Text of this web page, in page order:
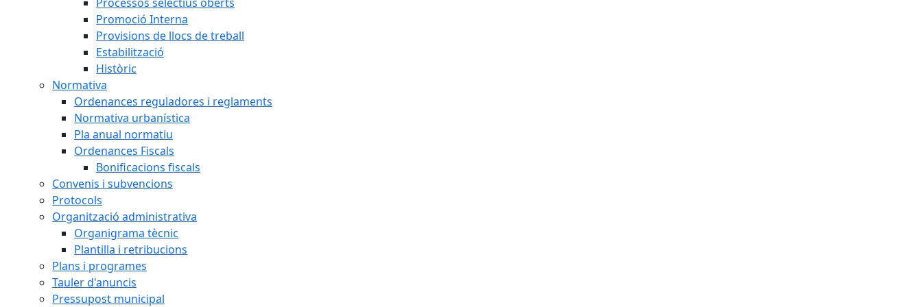
Promoció Interna
Provisions de llocs de treball
Estabilització
Històric
Normativa
Ordenances reguladores i reglaments
Normativa urbanística
Pla anual normatiu
Ordenances Fiscals
Bonificacions fiscals
Convenis i subvencions
Protocols
Organització administrativa
Organigrama tècnic
Plantilla i retribucions
Plans i programes
Tauler d'anuncis
Pressupost municipal